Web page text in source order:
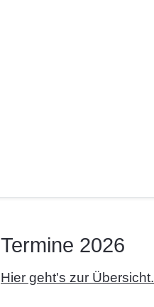
Termine 2026
Hier geht's zur Übersicht.